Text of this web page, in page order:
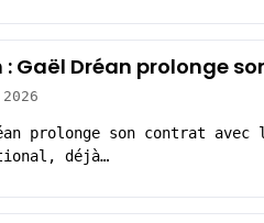
: Gaël Dréan prolonge
prolonge son contrat
déjà…